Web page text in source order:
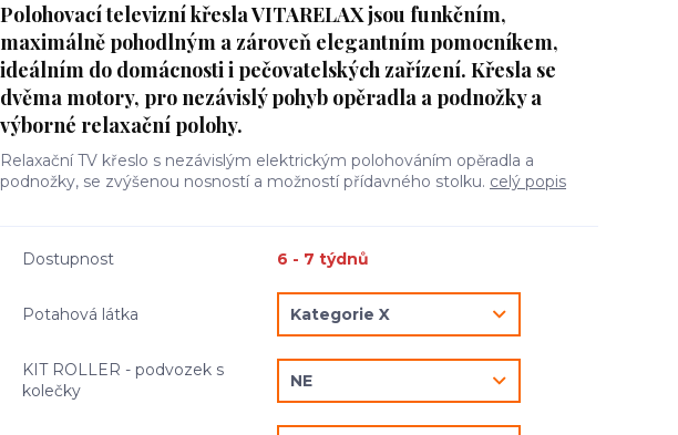
Polohovací televizní křesla VITARELAX jsou funkčním,
maximálně pohodlným a zároveň elegantním pomocníkem,
ideálním do domácnosti i pečovatelských zařízení. Křesla se
dvěma motory, pro nezávislý pohyb opěradla a podnožky a
výborné relaxační polohy.
Relaxační TV křeslo s nezávislým elektrickým polohováním opěradla a
podnožky, se zvýšenou nosností a možností přídavného stolku. celý popis
Dostupnost 6 - 7 týdnů
Potahová látka
KIT ROLLER - podvozek s
kolečky